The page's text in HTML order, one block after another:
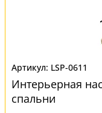
LSP-0611
Интерьерная
спальни